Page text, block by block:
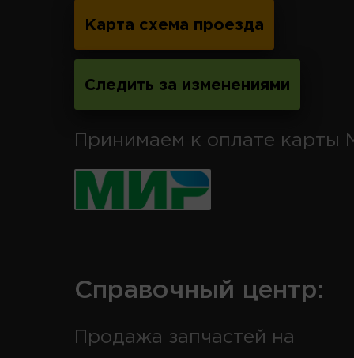
Карта схема проезда
Следить за изменениями
Принимаем к оплате карты
Справочный центр:
Продажа запчастей на